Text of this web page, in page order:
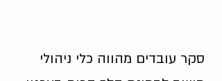
סקר עובדים מהווה כלי ניהולי